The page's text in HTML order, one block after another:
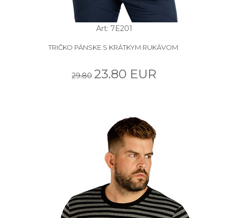
Art: 7E201
TRIČKO PÁNSKE S KRÁTKYM RUKÁVOM.
29.80 23.80 EUR